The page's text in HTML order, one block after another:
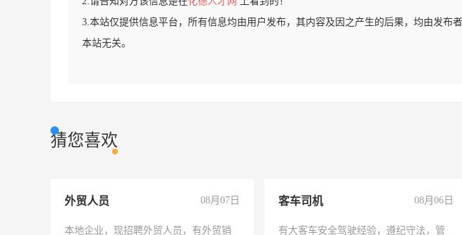
3.本站仅提供信息平台，所有信息均由用户发布，其内容及因之产生的后果，均由发布
本站无关。
猜您喜欢
外贸人员 08月07日
本地企业，现招聘外贸人员，有外贸销
客车司机 08月06日
有大客车安全驾驶经验，遵纪守法，管